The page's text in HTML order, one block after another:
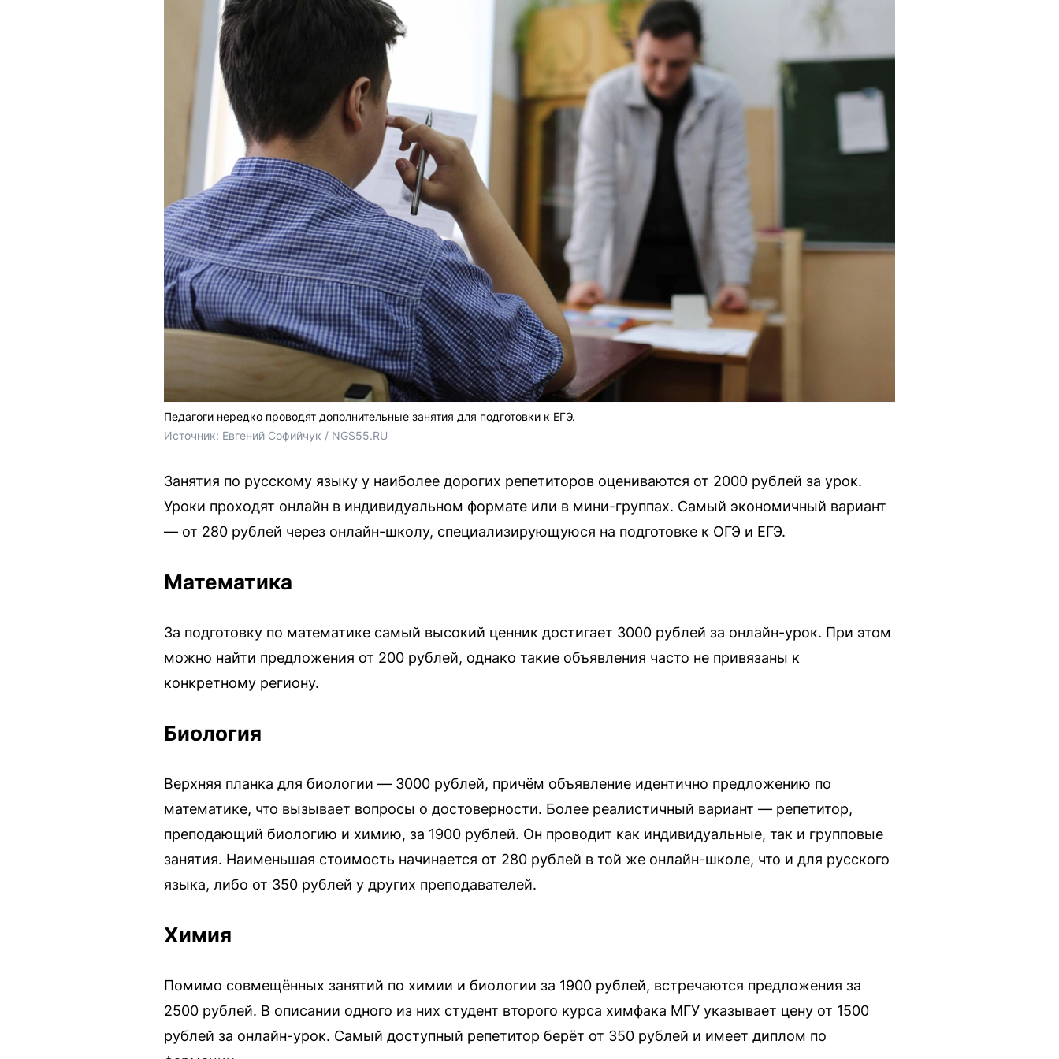
Педагоги нередко проводят дополнительные занятия для подготовки к ЕГЭ.
Источник: Евгений Софийчук / NGS55.RU
Занятия по русскому языку у наиболее дорогих репетиторов оцениваются от 2000 рублей за урок.
Уроки проходят онлайн в индивидуальном формате или в мини-группах. Самый экономичный вариант
— от 280 рублей через онлайн-школу, специализирующуюся на подготовке к ОГЭ и ЕГЭ.
Математика
За подготовку по математике самый высокий ценник достигает 3000 рублей за онлайн-урок. При этом
можно найти предложения от 200 рублей, однако такие объявления часто не привязаны к
конкретному региону.
Биология
Верхняя планка для биологии — 3000 рублей, причём объявление идентично предложению по
математике, что вызывает вопросы о достоверности. Более реалистичный вариант — репетитор,
преподающий биологию и химию, за 1900 рублей. Он проводит как индивидуальные, так и групповые
занятия. Наименьшая стоимость начинается от 280 рублей в той же онлайн-школе, что и для русского
языка, либо от 350 рублей у других преподавателей.
Химия
Помимо совмещённых занятий по химии и биологии за 1900 рублей, встречаются предложения за
2500 рублей. В описании одного из них студент второго курса химфака МГУ указывает цену от 1500
рублей за онлайн-урок. Самый доступный репетитор берёт от 350 рублей и имеет диплом по